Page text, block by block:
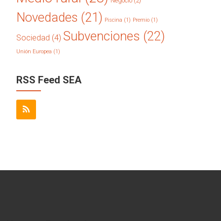
Novedades (21) Piscina (1) Premio (1)
Sociedad (4) Subvenciones (22)
Unión Europea (1)
RSS Feed SEA